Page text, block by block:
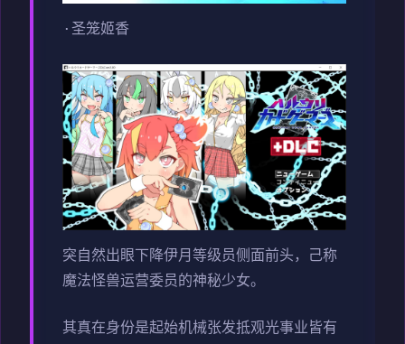
·圣笼姬香
突自然出眼下降伊月等级员侧面前头，己称
魔法怪兽运营委员的神秘少女。
其真在身份是起始机械张发抵观光事业皆有